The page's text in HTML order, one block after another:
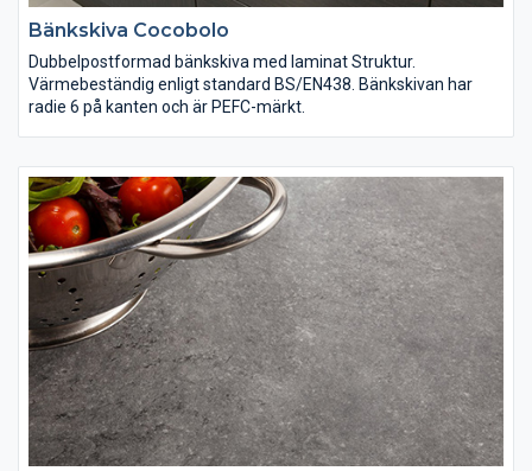
Bänkskiva Cocobolo
Dubbelpostformad bänkskiva med laminat Struktur.
Värmebeständig enligt standard BS/EN438. Bänkskivan har
radie 6 på kanten och är PEFC-märkt.